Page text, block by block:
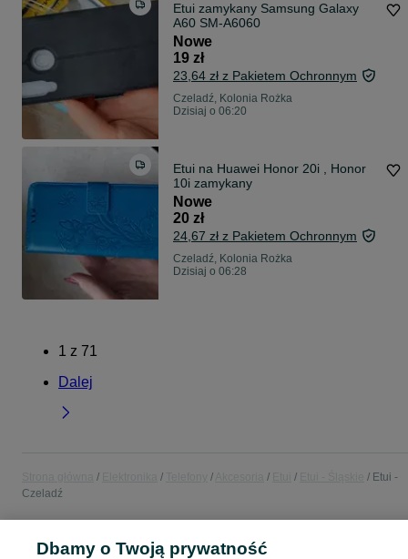
Etui zamykany Samsung Galaxy
A60 SM-A6060
Nowe
19 zł
23,64 zł z Pakietem Ochronnym
Czeladź, Kolonia Rożka
Dzisiaj o 06:20
Etui na Huawei Honor 20i , Honor
10i zamykany
Nowe
20 zł
24,67 zł z Pakietem Ochronnym
Czeladź, Kolonia Rożka
Dzisiaj o 06:28
1 z 71
Dalej
Etui -
Czeladź
POLSKA » ŚLĄSKIE » CZELADŹ
Dbamy o Twoją prywatność